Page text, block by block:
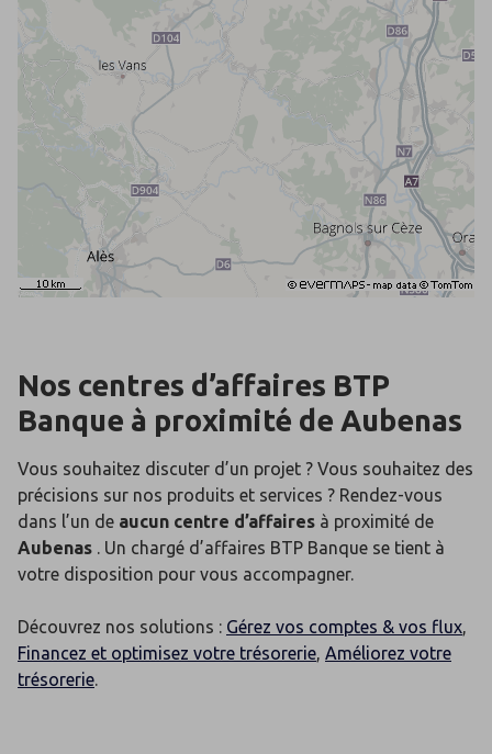
Nos centres d’affaires BTP
Banque à proximité de Aubenas
Vous souhaitez discuter d’un projet ? Vous souhaitez des
précisions sur nos produits et services ? Rendez-vous
dans l’un de aucun centre d’affaires à proximité de
Aubenas . Un chargé d’affaires BTP Banque se tient à
votre disposition pour vous accompagner.
Découvrez nos solutions : Gérez vos comptes & vos flux,
Financez et optimisez votre trésorerie, Améliorez votre
trésorerie.